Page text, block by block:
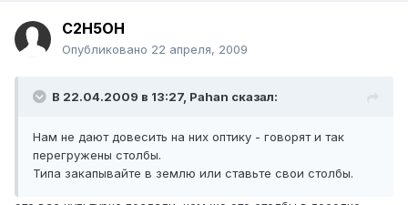
C2H5OH
Опубликовано 22 апреля, 2009
В 22.04.2009 в 13:27, Pahan сказал:
Нам не дают довесить на них оптику - говорят и так
перегружены столбы.
Типа закапывайте в землю или ставьте свои столбы.